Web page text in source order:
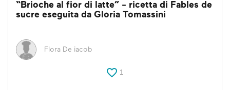
“Brioche al fior di latte” - ricetta di Fables de
sucre eseguita da Gloria Tomassini
Flora De iacob
1